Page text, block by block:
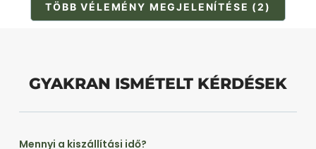
TÖBB VÉLEMÉNY MEGJELENÍTÉSE (2)
GYAKRAN ISMÉTELT KÉRDÉSEK
Mennyi a kiszállítási idő?